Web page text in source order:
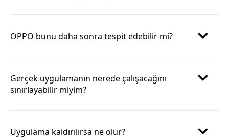
OPPO bunu daha sonra tespit edebilir mi?
Gerçek uygulamanın nerede çalışacağını
sınırlayabilir miyim?
Uygulama kaldırılırsa ne olur?